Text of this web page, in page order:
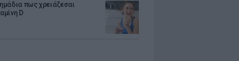
πως χρειάζεσαι
D